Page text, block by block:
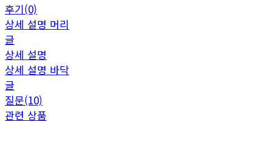
후기(0)
상세 설명 머리
글
상세 설명
상세 설명 바닥
글
질문(10)
관련 상품